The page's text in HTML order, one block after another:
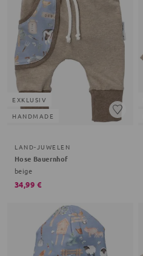
EXKLUSIV
HANDMADE
LAND-JUWELEN
Hose Bauernhof
beige
34,99 €